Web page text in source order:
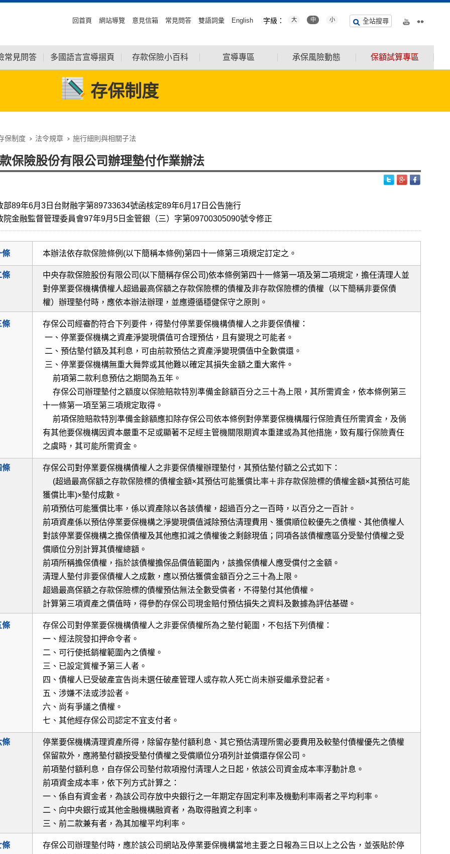
回首頁 網站導覽 意見信箱 常見問答 雙語詞彙 English 字級： 大 中 小 全站搜尋
常見問答 多國語言宣導摺頁 存款保險小百科 宣導專區 承保風險動態 保額試算專區
存保制度
保制度 法令規章 施行細則與相關子法
保險股份有限公司辦理墊付作業辦法
部89年6月3日台財融字第89733634號函核定89年6月17日公告施行
院金融監督管理委員會97年9月5日金管銀（三）字第09700305090號令修正
條 本辦法依存款保險條例(以下簡稱本條例)第四十一條第三項規定訂定之。
條
中央存款保險股份有限公司(以下簡稱存保公司)依本條例第四十一條第一項及第二項規定，擔任清理人並
對停業要保機構債權人超過最高保額之存款保險標的債權及非存款保險標的債權（以下簡稱非要保債
權）辦理墊付時，應依本辦法辦理，並應遵循穩健保守之原則。
條
存保公司經審酌符合下列要件，得墊付停業要保機構債權人之非要保債權：
一、停業要保機構之資產淨變現價值可合理預估，且有變現之可能者。
二、預估墊付額及其利息，可由前款預估之資產淨變現價值中全數償還。
三、停業要保機構無重大舞弊或其他難以確定其損失金額之重大案件。
前項第二款利息預估之期間為五年。
存保公司辦理墊付之額度以保險賠款特別準備金餘額百分之三十為上限，其所需資金，依本條例第三
十一條第一項至第三項規定取得。
前項保險賠款特別準備金餘額應扣除存保公司依本條例對停業要保機構履行保險責任所需資金，及倘
有其他要保機構因資本嚴重不足或顯著不足經主管機關限期資本重建或為其他措施，致有履行保險責任
之虞時，其可能所需資金。
條
存保公司對停業要保機構債權人之非要保債權辦理墊付，其預估墊付額之公式如下：
(超過最高保額之存款保險標的債權金額×其預估可能獲償比率＋非存款保險標的債權金額×其預估可能
獲償比率)×墊付成數。
前項預估可能獲償比率，係以資產除以各該債權，超過百分之一百時，以百分之一百計。
前項資產係以預估停業要保機構之淨變現價值減除預估清理費用、獲償順位較優先之債權、其他債權人
對該停業要保機構之擔保債權及其他應扣減之債權後之剩餘現值；同項各該債權應區分受墊付債權之受
償順位分別計算其債權總額。
前項所稱擔保債權，指於該債權擔保品價值範圍內，該擔保債權人應受償付之金額。
清理人墊付非要保債權人之成數，應以預估獲償金額百分之三十為上限。
超過最高保額之存款保險標的債權預估無法全數受償者，不得墊付其他債權。
計算第三項資產之價值時，得參酌存保公司現金賠付預估損失之資料及數據為評估基礎。
條
存保公司對停業要保機構債權人之非要保債權所為之墊付範圍，不包括下列債權：
一、經法院發扣押命令者。
二、可行使抵銷權範圍內之債權。
三、已設定質權予第三人者。
四、債權人已受破產宣告尚未選任破產管理人或存款人死亡尚未辦妥繼承登記者。
五、涉嫌不法或涉訟者。
六、尚有爭議之債權。
七、其他經存保公司認定不宜支付者。
條
停業要保機構清理資產所得，除留存墊付額利息、其它預估清理所需必要費用及較墊付債權優先之債權
保留款外，應將墊付額按受墊付債權之受償順位分項列計並償還存保公司。
前項墊付額利息，自存保公司墊付款項撥付清理人之日起，依該公司資金成本率浮動計息。
前項資金成本率，依下列方式計算之：
一、係自有資金者，為該公司存放中央銀行之一年期定存固定利率及機動利率兩者之平均利率。
二、向中央銀行或其他金融機構融資者，為取得融資之利率。
三、前二款兼有者，為其加權平均利率。
條
存保公司辦理墊付時，應於該公司網站及停業要保機構當地主要之日報為三日以上之公告，並張貼於停